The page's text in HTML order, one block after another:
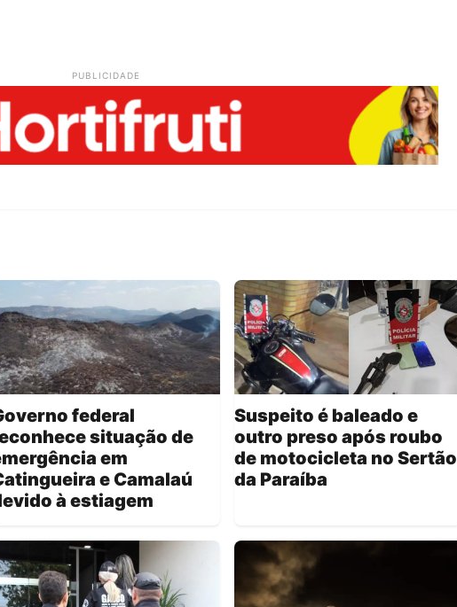
PUBLICIDADE
federal
situação de
em
e Camalaú
à estiagem
Suspeito é baleado e
outro preso após roubo
de motocicleta no Sertão
da Paraíba